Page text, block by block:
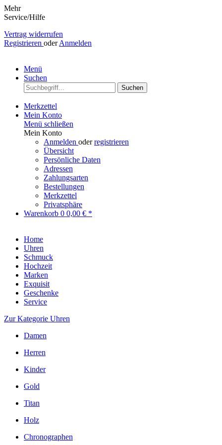
Mehr
Service/Hilfe
Vertrag widerrufen
Registrieren oder Anmelden
Menü
Suchen
Suchen
Merkzettel
Mein Konto
Menü schließen
Mein Konto
Anmelden oderregistrieren
Übersicht
Persönliche Daten
Adressen
Zahlungsarten
Bestellungen
Merkzettel
Privatsphäre
Warenkorb 0 0,00 € *
Home
Uhren
Schmuck
Hochzeit
Marken
Exquisit
Geschenke
Service
Zur Kategorie Uhren
Damen
Herren
Kinder
Gold
Titan
Holz
Chronographen